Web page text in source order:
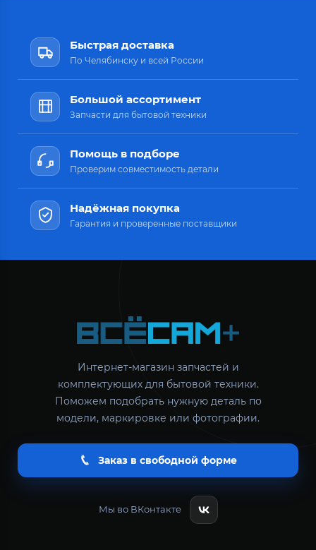
Быстрая доставка
По Челябинску и всей России
Большой ассортимент
Запчасти для бытовой техники
Помощь в подборе
Проверим совместимость детали
Надёжная покупка
Гарантия и проверенные поставщики
Интернет-магазин запчастей и
комплектующих для бытовой техники.
Поможем подобрать нужную деталь по
модели, маркировке или фотографии.
Заказ в свободной форме
Мы во ВКонтакте